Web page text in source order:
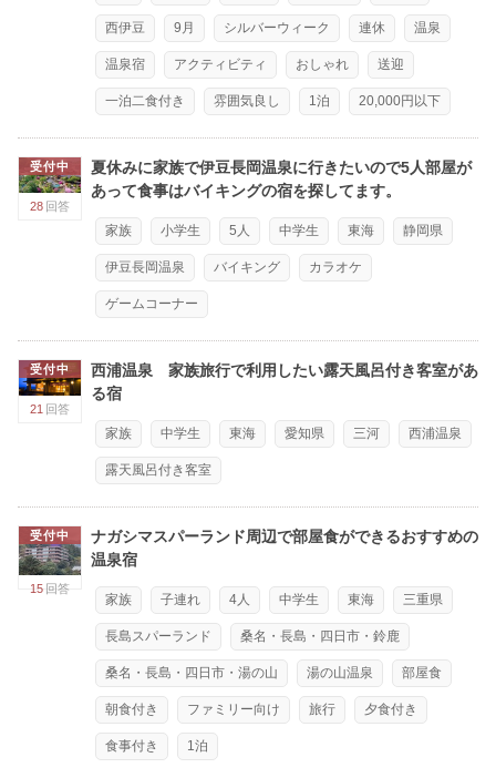
西伊豆 9月 シルバーウィーク 連休 温泉
温泉宿 アクティビティ おしゃれ 送迎
一泊二食付き 雰囲気良し 1泊 20,000円以下
受付中
28 回答
夏休みに家族で伊豆長岡温泉に行きたいので5人部屋が
あって食事はバイキングの宿を探してます。
家族 小学生 5人 中学生 東海 静岡県
伊豆長岡温泉 バイキング カラオケ
ゲームコーナー
受付中
21 回答
西浦温泉 家族旅行で利用したい露天風呂付き客室があ
る宿
家族 中学生 東海 愛知県 三河 西浦温泉
露天風呂付き客室
受付中
15 回答
ナガシマスパーランド周辺で部屋食ができるおすすめの
温泉宿
家族 子連れ 4人 中学生 東海 三重県
長島スパーランド 桑名・長島・四日市・鈴鹿
桑名・長島・四日市・湯の山 湯の山温泉 部屋食
朝食付き ファミリー向け 旅行 夕食付き
食事付き 1泊